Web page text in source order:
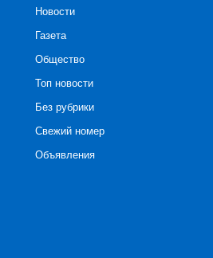
Новости
Газета
Общество
Топ новости
Без рубрики
Свежий номер
Объявления